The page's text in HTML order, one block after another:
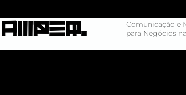
Comunicação e
para Negócios